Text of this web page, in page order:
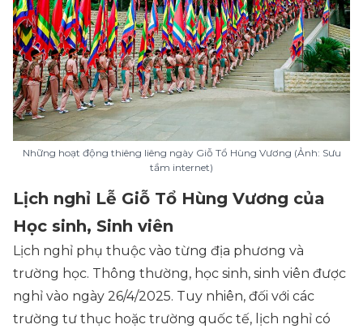
Những hoạt động thiêng liêng ngày Giỗ Tổ Hùng Vương (Ảnh: Sưu
tầm internet)
Lịch nghỉ Lễ Giỗ Tổ Hùng Vương của
Học sinh, Sinh viên
Lịch nghỉ phụ thuộc vào từng địa phương và
trường học. Thông thường, học sinh, sinh viên được
nghỉ vào ngày 26/4/2025. Tuy nhiên, đối với các
trường tư thục hoặc trường quốc tế, lịch nghỉ có